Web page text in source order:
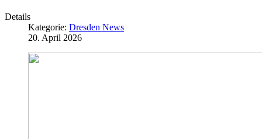
Details
Kategorie: Dresden News
20. April 2026